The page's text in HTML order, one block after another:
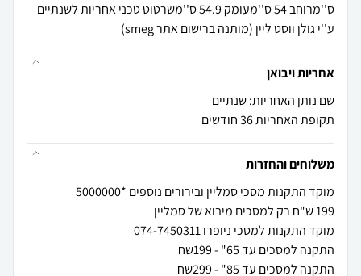
ס''מרוחב 54 ס''מעומק 54.9 ס''משרטוט טכני אחריות לשנתיים
ע''י גולן ווסט ליין (מותנה ברישום אתר smeg)
אחריות ויבואן
שם נותן האחריות: שנתיים
תקופת האחריות 36 חודשים
משלוחים והחזרות